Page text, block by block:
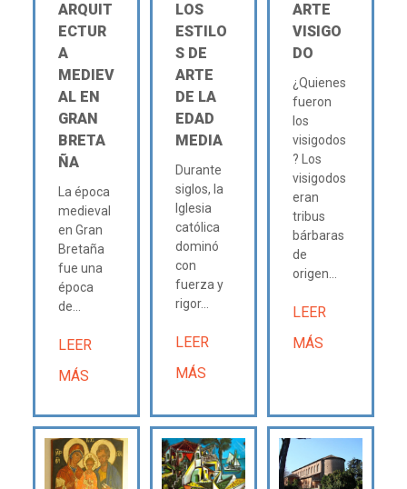
ARQUIT
ECTUR
A
MEDIEV
AL EN
GRAN
BRETA
ÑA
La época
medieval
en Gran
Bretaña
fue una
época
de...
LEER
MÁS
LOS
ESTILO
S DE
ARTE
DE LA
EDAD
MEDIA
Durante
siglos, la
Iglesia
católica
dominó
con
fuerza y
rigor...
LEER
MÁS
ARTE
VISIGO
DO
¿Quienes
fueron
los
visigodos
? Los
visigodos
eran
tribus
bárbaras
de
origen...
LEER
MÁS